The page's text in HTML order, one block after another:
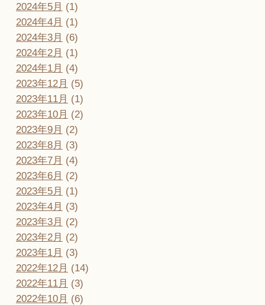
2024年5月 (1)
2024年4月 (1)
2024年3月 (6)
2024年2月 (1)
2024年1月 (4)
2023年12月 (5)
2023年11月 (1)
2023年10月 (2)
2023年9月 (2)
2023年8月 (3)
2023年7月 (4)
2023年6月 (2)
2023年5月 (1)
2023年4月 (3)
2023年3月 (2)
2023年2月 (2)
2023年1月 (3)
2022年12月 (14)
2022年11月 (3)
2022年10月 (6)